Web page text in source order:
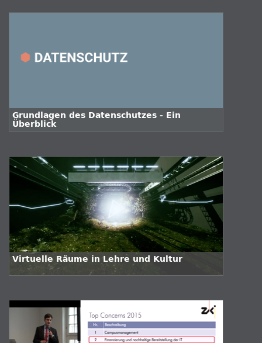
Grundlagen des Datenschutzes - Ein
Überblick
Virtuelle Räume in Lehre und Kultur